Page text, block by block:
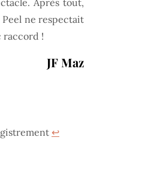
Après tout,
Peel ne respectait
raccord !
JF Maz
↩︎